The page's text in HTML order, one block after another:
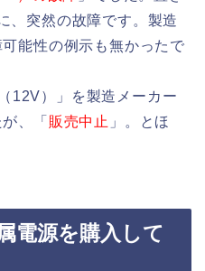
、突然の故障です。製造
能性の例示も無かったで
12V）」を製造メーカー
、「 販売中止 」。とほ
電源を購入して